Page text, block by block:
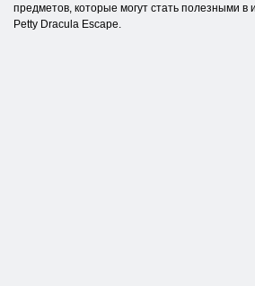
предметов, которые могут стать полезными
Petty Dracula Escape.